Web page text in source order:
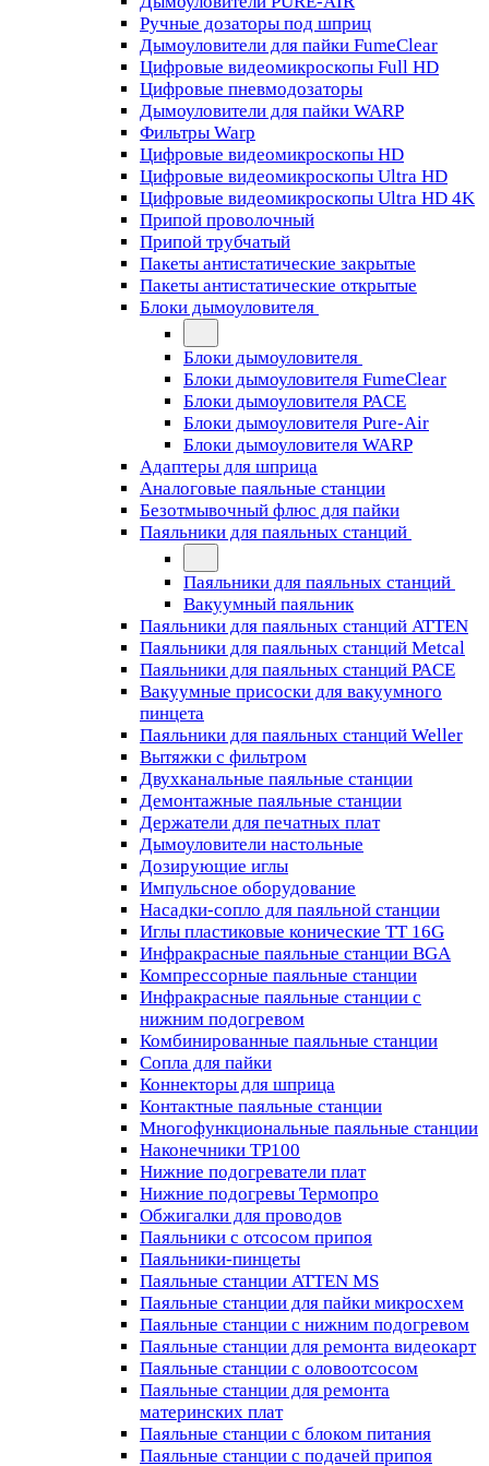
Ручные дозаторы под шприц
Дымоуловители для пайки FumeClear
Цифровые видеомикроскопы Full HD
Цифровые пневмодозаторы
Дымоуловители для пайки WARP
Фильтры Warp
Цифровые видеомикроскопы HD
Цифровые видеомикроскопы Ultra HD
Цифровые видеомикроскопы Ultra HD 4K
Припой проволочный
Припой трубчатый
Пакеты антистатические закрытые
Пакеты антистатические открытые
Блоки дымоуловителя
Блоки дымоуловителя
Блоки дымоуловителя FumeClear
Блоки дымоуловителя PACE
Блоки дымоуловителя Pure-Air
Блоки дымоуловителя WARP
Адаптеры для шприца
Аналоговые паяльные станции
Безотмывочный флюс для пайки
Паяльники для паяльных станций
Паяльники для паяльных станций
Вакуумный паяльник
Паяльники для паяльных станций ATTEN
Паяльники для паяльных станций Metcal
Паяльники для паяльных станций PACE
Вакуумные присоски для вакуумного
пинцета
Паяльники для паяльных станций Weller
Вытяжки с фильтром
Двухканальные паяльные станции
Демонтажные паяльные станции
Держатели для печатных плат
Дымоуловители настольные
Дозирующие иглы
Импульсное оборудование
Насадки-сопло для паяльной станции
Иглы пластиковые конические TT 16G
Инфракрасные паяльные станции BGA
Компрессорные паяльные станции
Инфракрасные паяльные станции с
нижним подогревом
Комбинированные паяльные станции
Сопла для пайки
Коннекторы для шприца
Контактные паяльные станции
Многофункциональные паяльные станции
Наконечники TP100
Нижние подогреватели плат
Нижние подогревы Термопро
Обжигалки для проводов
Паяльники с отсосом припоя
Паяльники-пинцеты
Паяльные станции ATTEN MS
Паяльные станции для пайки микросхем
Паяльные станции с нижним подогревом
Паяльные станции для ремонта видеокарт
Паяльные станции с оловоотсосом
Паяльные станции для ремонта
материнских плат
Паяльные станции с блоком питания
Паяльные станции с подачей припоя